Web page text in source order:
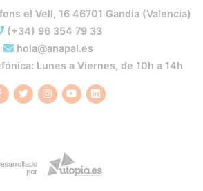
el Vell, 16 46701 Gandia (Valencia)
(+34) 96 354 79 33
hola@anapal.es
Lunes a Viernes, de 10h a 14h